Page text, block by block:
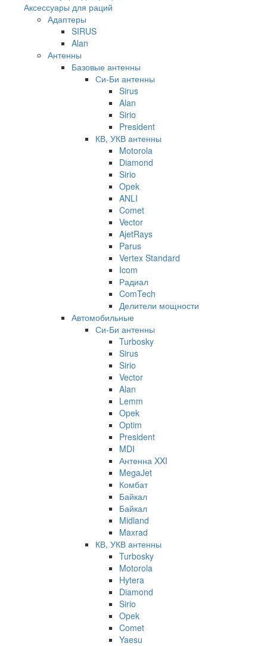
Аксессуары для раций
Адаптеры
SIRUS
Alan
Антенны
Базовые антенны
Си-Би антенны
Sirus
Alan
Sirio
President
КВ, УКВ антенны
Motorola
Diamond
Sirio
Opek
ANLI
Comet
Vector
AjetRays
Parus
Vertex Standard
Icom
Радиал
ComTech
Делители мощности
Автомобильные
Си-Би антенны
Turbosky
Sirus
Sirio
Vector
Alan
Lemm
Opek
Optim
President
MDI
Антенна XXI
MegaJet
Комбат
Байкал
Байкал
Midland
Maxrad
КВ, УКВ антенны
Turbosky
Motorola
Hytera
Diamond
Sirio
Opek
Comet
Yaesu